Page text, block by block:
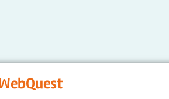
entfernen